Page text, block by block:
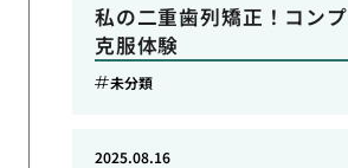
私の二重歯列矯正！コン
克服体験
未分類
2025.08.16